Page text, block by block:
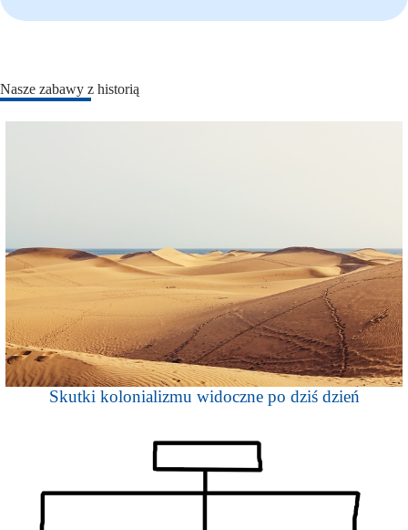
Nasze zabawy z historią
Skutki kolonializmu widoczne po dziś dzień